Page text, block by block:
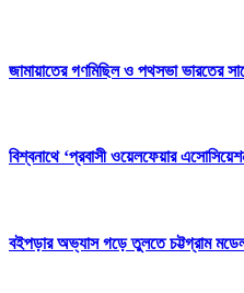
জামায়াতের গণমিছিল ও পথসভা ভারতের
বিশ্বনাথে ‘প্রবাসী ওয়েলফেয়ার
বইপড়ার অভ্যাস গড়ে তুলতে চট্টগ্রাম